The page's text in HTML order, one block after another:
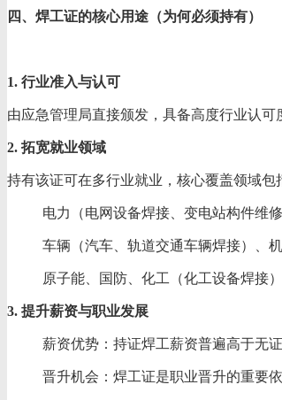
四、焊工证的核心用途（为何必须持有）
1. 行业准入与认可
由应急管理局直接颁发，具备高度行业认可
2. 拓宽就业领域
持有该证可在多行业就业，核心覆盖领域包
电力（电网设备焊接、变电站构件维
车辆（汽车、轨道交通车辆焊接）、
原子能、国防、化工（化工设备焊接
3. 提升薪资与职业发展
薪资优势：持证焊工薪资普遍高于无
晋升机会：焊工证是职业晋升的重要